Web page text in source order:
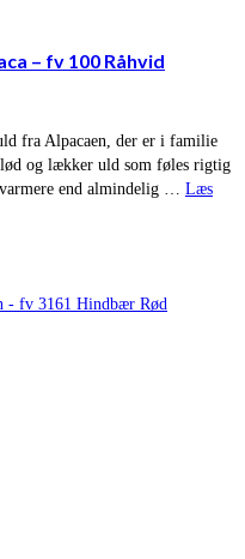
– fv 100 Råhvid
fra Alpacaen, der er i familie
og lækker uld som føles rigtig
end almindelig … Læs